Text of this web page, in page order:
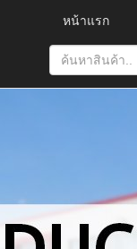
หน้าแรก